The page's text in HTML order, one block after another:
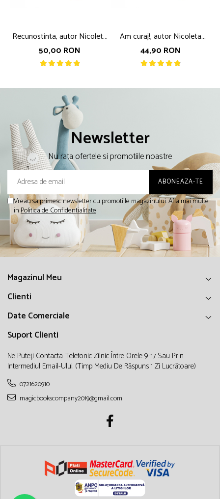
Recunostinta, autor Nicoleta
Fotau
50,00 RON
Am curaj!, autor Nicoleta
Fotau
44,90 RON
Newsletter
Nu rata ofertele si promotiile noastre
Vreau sa primesc newsletter cu promotiile magazinului. Afla mai multe
inPolitica de Confidentialitate
Magazinul Meu
Clienti
Date Comerciale
Suport Clienti
Ne Puteți Contacta Telefonic Zilnic Între Orele 9-17 Sau Prin
Intermediul Email-Ului. (timp Mediu De Răspuns 1 Zi Lucrătoare)
0721620910
magicbookscompany2019@gmail.com